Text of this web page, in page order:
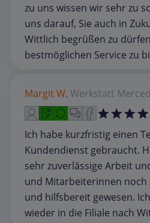
zu uns wissen wir sehr zu
uns darauf, Sie auch in
Wittlich begrüßen zu
bestmöglichen Service zu
Margit W. Werkstatt
Ich habe kurzfristig einen
Kundendienst gebraucht.
sehr zuverlässige Arbeit
und Mitarbeiterinnen
und hilfsbereit gewesen.
wieder in die Filiale nach